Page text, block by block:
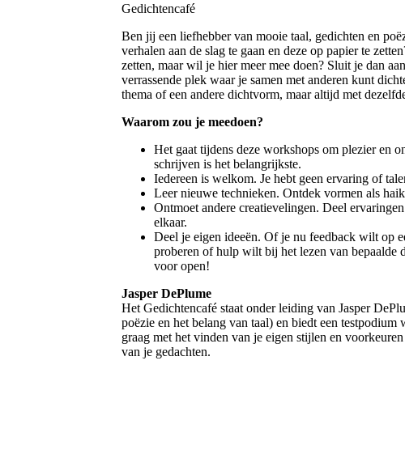
Gedichtencafé
Ben jij een liefhebber van mooie taal, gedichten en
verhalen aan de slag te gaan en deze op papier te
zetten, maar wil je hier meer mee doen? Sluit je dan
verrassende plek waar je samen met anderen kunt
thema of een andere dichtvorm, maar altijd met
Waarom zou je meedoen?
Het gaat tijdens deze workshops om plezier en
schrijven is het belangrijkste.
Iedereen is welkom. Je hebt geen ervaring of
Leer nieuwe technieken. Ontdek vormen als
Ontmoet andere creatievelingen. Deel
elkaar.
Deel je eigen ideeën. Of je nu feedback wilt op
proberen of hulp wilt bij het lezen van bepaalde
voor open!
Jasper DePlume
Het Gedichtencafé staat onder leiding van Jasper
poëzie en het belang van taal) en biedt een
graag met het vinden van je eigen stijlen en
van je gedachten.